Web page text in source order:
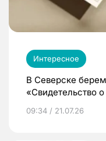
Интересное
В Северске
«Свидетельство
09:34 / 21.07.26